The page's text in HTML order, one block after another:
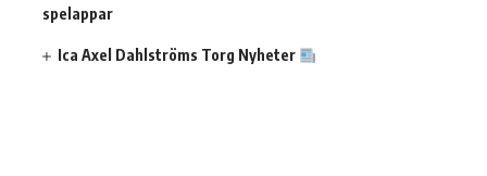
spelappar
Ica Axel Dahlströms Torg Nyheter